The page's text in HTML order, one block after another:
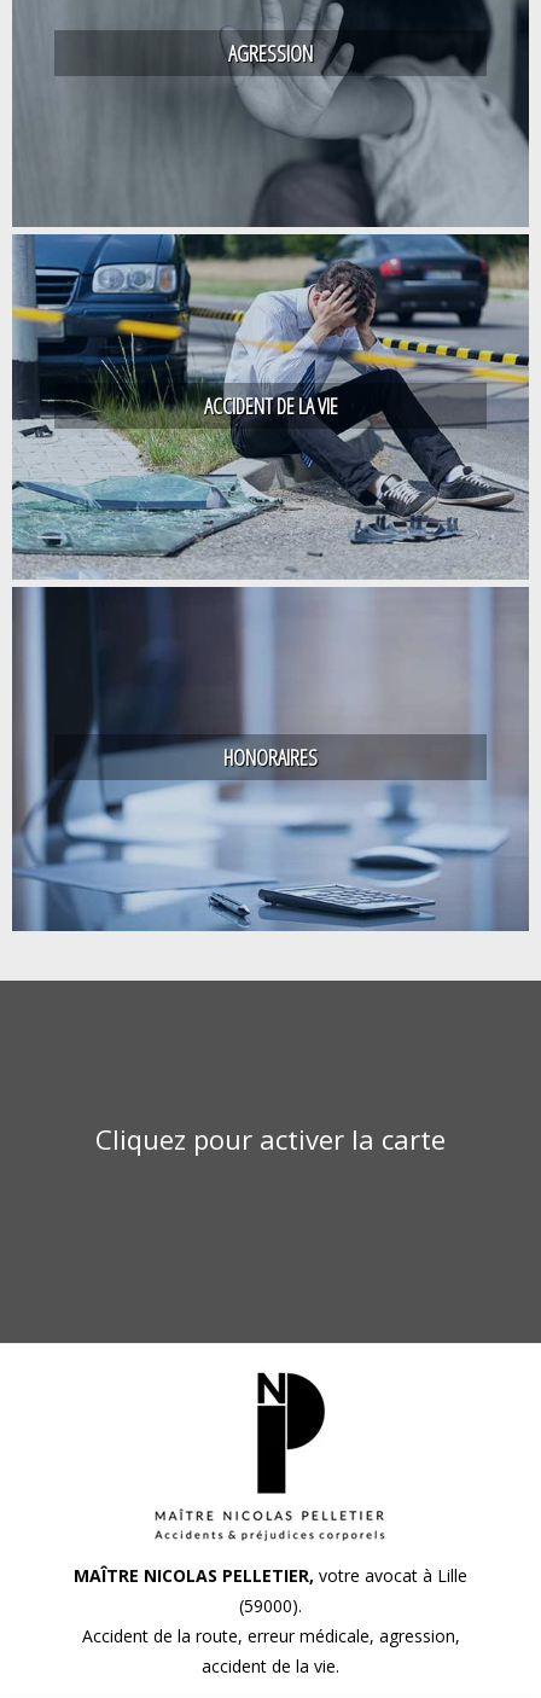
AGRESSION
ACCIDENT DE LA VIE
HONORAIRES
Cliquez pour activer la carte
MAÎTRE NICOLAS PELLETIER, votre avocat à Lille
(59000).
Accident de la route, erreur médicale, agression,
accident de la vie.